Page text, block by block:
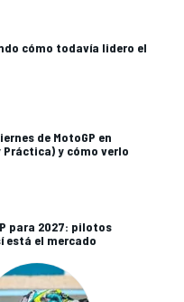
cómo todavía lidero el
de MotoGP en
Práctica) y cómo verlo
para 2027: pilotos
está el mercado